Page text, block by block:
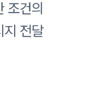
조건의
지 전달